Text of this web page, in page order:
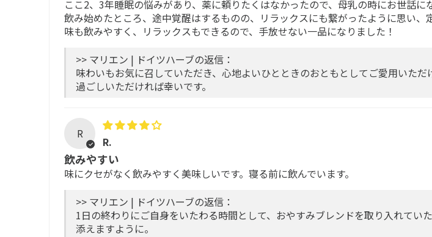
ここ2、3年睡眠の悩みがあり、薬に頼りたくはなかったので、母乳の時にお世話
飲み始めたところ、途中覚醒はするものの、リラックスにも繋がったように思い、
味も飲みやすく、リラックスもできるので、手放せない一品になりました！
>> マリエン | ドイツハーブの返信：
味わいもお気に召していただき、心地よいひとときのおともとしてご愛用いた
過ごしいただければ幸いです。
R
R.
飲みやすい
味にクセがなく飲みやすく美味しいです。寝る前に飲んでいます。
>> マリエン | ドイツハーブの返信：
1日の終わりにご自身をいたわる時間として、おやすみブレンドを取り入れてい
添えますように。